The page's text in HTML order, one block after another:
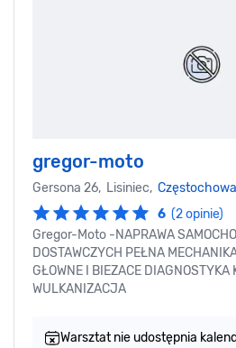
gregor-moto
Gersona 26, Lisiniec, Częstochowa
6 (2 opinie)
Gregor-Moto -NAPRAWA
DOSTAWCZYCH PEŁNA
GŁOWNE I BIEZACE DIAGNOSTYKA
WULKANIZACJA
Warsztat nie udostępnia